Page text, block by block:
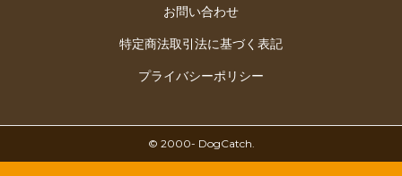
お問い合わせ
特定商法取引法に基づく表記
プライバシーポリシー
© ︎2000- DogCatch.